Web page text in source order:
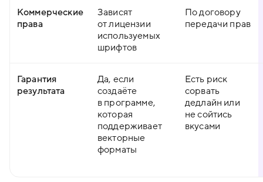
Коммерческие
права
Зависят
от лицензии
используемых
шрифтов
По договору
передачи прав
Гарантия
результата
Да, если
создаёте
в программе,
которая
поддерживает
векторные
форматы
Есть риск
сорвать
дедлайн или
не сойтись
вкусами